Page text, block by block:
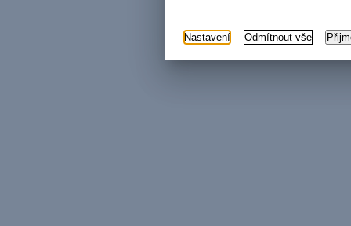
Nastavení Odmítnout vše